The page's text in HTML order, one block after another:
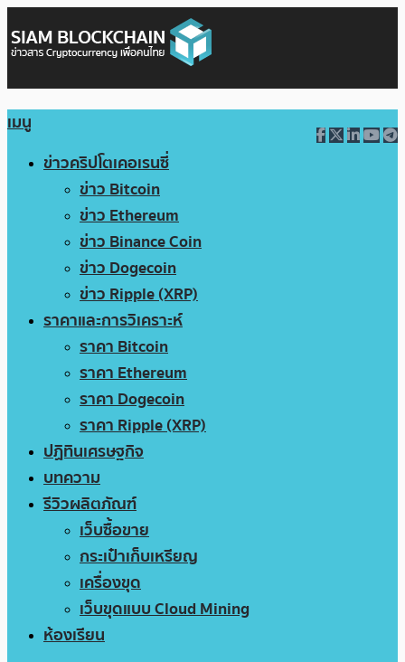
เมนู
ข่าวคริปโตเคอเรนซี่
ข่าว Bitcoin
ข่าว Ethereum
ข่าว Binance Coin
ข่าว Dogecoin
ข่าว Ripple (XRP)
ราคาและการวิเคราะห์
ราคา Bitcoin
ราคา Ethereum
ราคา Dogecoin
ราคา Ripple (XRP)
ปฏิทินเศรษฐกิจ
บทความ
รีวิวผลิตภัณฑ์
เว็บซื้อขาย
กระเป๋าเก็บเหรียญ
เครื่องขุด
เว็บขุดแบบ Cloud Mining
ห้องเรียน